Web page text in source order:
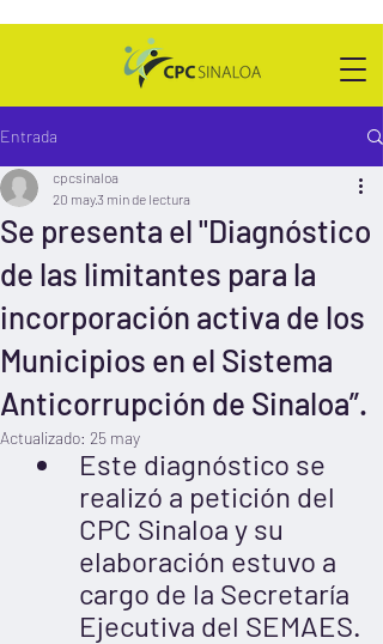
Entrada
Se presenta el "Diagnóstico
de las limitantes para la
incorporación activa de los
Municipios en el Sistema
Anticorrupción de Sinaloa”.
cpcsinaloa
20 may3 min de lectura
Actualizado: 25 may
Este diagnóstico se
realizó a petición del
CPC Sinaloa y su
elaboración estuvo a
cargo de la Secretaría
Ejecutiva del SEMAES.